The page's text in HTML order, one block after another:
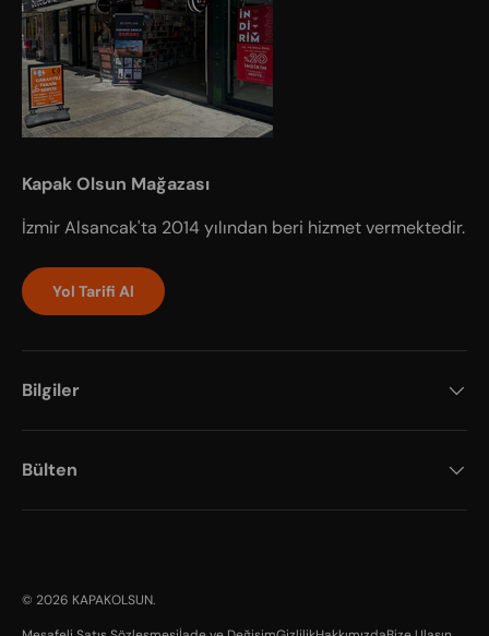
Kapak Olsun Mağazası
İzmir Alsancak'ta 2014 yılından beri hizmet vermektedir.
Yol Tarifi Al
Bilgiler
Bülten
© 2026 KAPAKOLSUN.